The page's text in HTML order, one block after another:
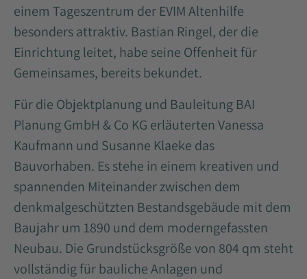
einem Tageszentrum der EVIM Altenhilfe
besonders attraktiv. Bastian Ringel, der die
Einrichtung leitet, habe seine Offenheit für
Gemeinsames, bereits bekundet.
Für die Objektplanung und Bauleitung BAI
Planung GmbH & Co KG erläuterten Vanessa
Kaufmann und Susanne Klaeke das
Bauvorhaben. Es stehe in einem kreativen und
spannenden Miteinander zwischen dem
denkmalgeschützten Bestandsgebäude mit dem
Baujahr um 1890 und dem moderngefassten
Neubau. Die Grundstücksgröße von 804 qm steht
vollständig für bauliche Anlagen und